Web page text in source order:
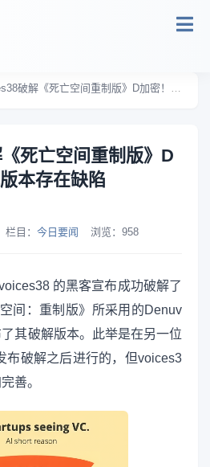
破解《死亡空间重制版》D加密！称其他版本存在缺陷
死亡空间重制版》D
本存在缺陷
栏目： 今日要闻 浏览： 958
的黑客宣布成功破解了
间：重制版》所采用的Denuv
其破解版本。此举是在另一位
布破解之后进行的，但voices3
善。